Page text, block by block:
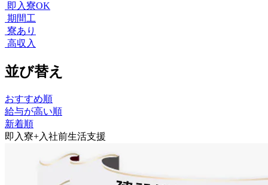
即入寮OK
期間工
寮あり
高収入
並び替え
おすすめ順
給与が高い順
新着順
即入寮+入社前生活支援